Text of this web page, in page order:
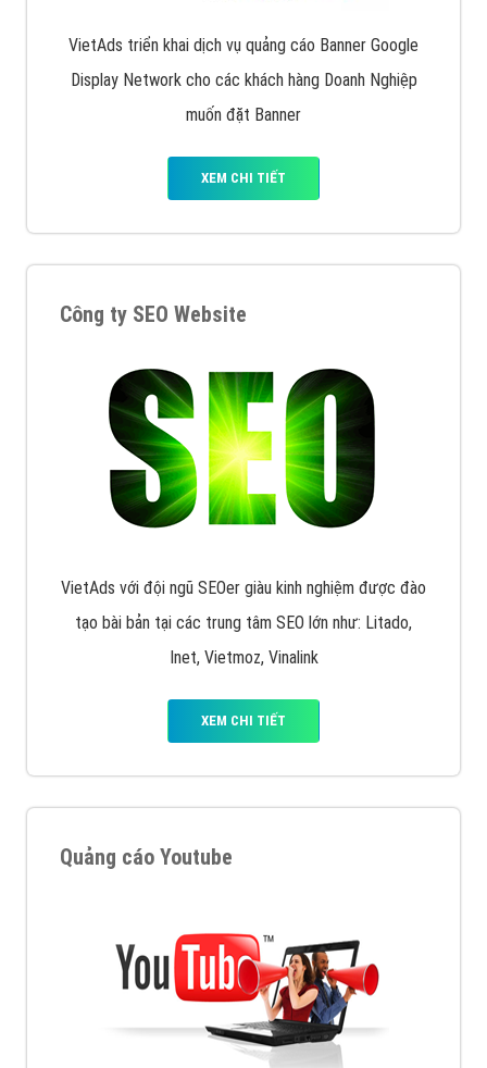
VietAds triển khai dịch vụ quảng cáo Banner Google
Display Network cho các khách hàng Doanh Nghiệp
muốn đặt Banner
XEM CHI TIẾT
Công ty SEO Website
VietAds với đội ngũ SEOer giàu kinh nghiệm được đào
tạo bài bản tại các trung tâm SEO lớn như: Litado,
Inet, Vietmoz, Vinalink
XEM CHI TIẾT
Quảng cáo Youtube